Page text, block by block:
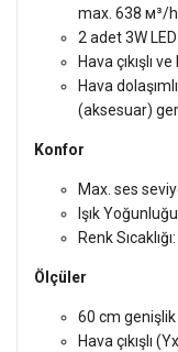
max. 638 м³/h
2 adet 3W
Hava çıkışlı
Hava
(aksesuar)
Konfor
Max. ses
Işık
Renk
Ölçüler
60 cm genişlik
Hava çıkışlı